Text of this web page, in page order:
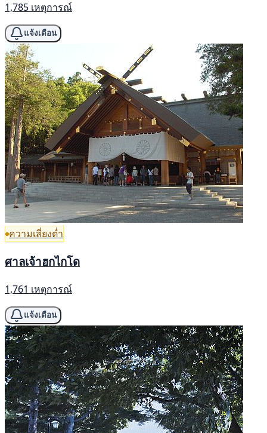
1,785 เหตุการณ์
แจ้งเตือน
ความเสี่ยงต่ำ
ศาลเจ้าฮกไกโด
1,761 เหตุการณ์
แจ้งเตือน